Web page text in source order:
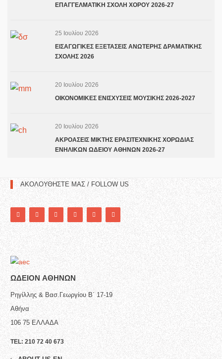
ΕΠΑΓΓΕΛΜΑΤΙΚΗ ΣΧΟΛΗ ΧΟΡΟΥ 2026-27
25 Ιουλίου 2026
ΕΙΣΑΓΩΓΙΚΕΣ ΕΞΕΤΑΣΕΙΣ ΑΝΩΤΕΡΗΣ ΔΡΑΜΑΤΙΚΗΣ
ΣΧΟΛΗΣ 2026
20 Ιουλίου 2026
ΟΙΚΟΝΟΜΙΚΕΣ ΕΝΙΣΧΥΣΕΙΣ ΜΟΥΣΙΚΗΣ 2026-2027
20 Ιουλίου 2026
ΑΚΡΟΑΣΕΙΣ ΜΙΚΤΗΣ ΕΡΑΣΙΤΕΧΝΙΚΗΣ ΧΟΡΩΔΙΑΣ
ΕΝΗΛΙΚΩΝ ΩΔΕΙΟΥ ΑΘΗΝΩΝ 2026-27
ΑΚΟΛΟΥΘΗΣΤΕ ΜΑΣ / FOLLOW US
ΩΔΕΙΟN ΑΘΗΝΩΝ
Ρηγίλλης & Βασ.Γεωργίου Β΄ 17-19
Αθήνα
106 75 ΕΛΛΑΔΑ
TEL: 210 72 40 673